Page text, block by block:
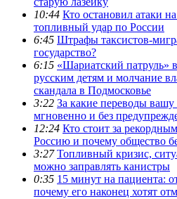
10:44 Кто остановил атаки
топливный удар по России
6:45 Штрафы таксистов-
государство?
6:15 «Шариатский патруль»
русским детям и молчание
скандала в Подмосковье
3:22 За какие переводы вашу
мгновенно и без
12:24 Кто стоит за
Россию и почему общество
3:27 Топливный кризис,
можно заправлять канистры
0:35 15 минут на пациента:
почему его наконец хотят